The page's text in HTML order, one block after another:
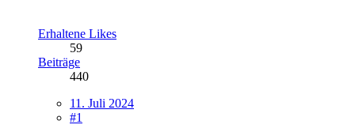
Erhaltene Likes
59
Beiträge
440
11. Juli 2024
#1